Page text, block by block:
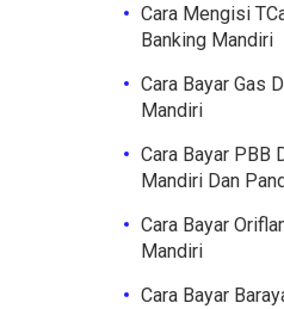
Cara Mengisi
Banking Mandiri
Cara Bayar Gas
Mandiri
Cara Bayar PBB
Mandiri Dan
Cara Bayar
Mandiri
Cara Bayar